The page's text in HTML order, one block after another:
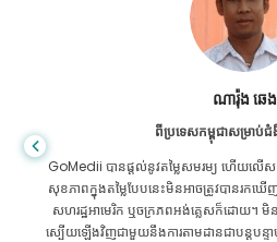
សានដាដាស
ពីបង់ក្លាដែសសម្រាប់ជំងឺ
ខ្ញុំបានថ្លែងអំណរគុណដល់កូនប្រុសរបស់ខ្ញុំ និងក្
បានជួយខ្ញុំក្នុងការធ្វើដំណើររបស់ខ្ញុំពីបង់ក្លាដ
ព្យាបាល។ យើងបានធ្វើការជ្រើសរើសត្រឹមត្រូវ
សូម្បីតែបន្ទាប់ពីការព្យាបាលរក្សា